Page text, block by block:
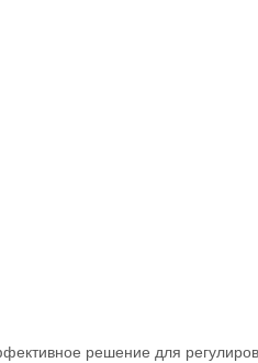
решение для